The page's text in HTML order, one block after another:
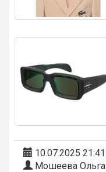
10.07.2025 21:41
Мошеева Ольга